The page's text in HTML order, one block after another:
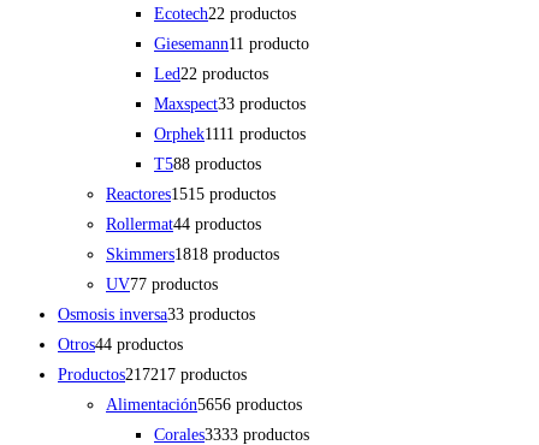
Ecotech22 productos
Giesemann11 producto
Led22 productos
Maxspect33 productos
Orphek1111 productos
T588 productos
Reactores1515 productos
Rollermat44 productos
Skimmers1818 productos
UV77 productos
Osmosis inversa33 productos
Otros44 productos
Productos217217 productos
Alimentación5656 productos
Corales3333 productos